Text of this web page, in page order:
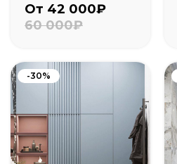
От 42 000₽
60 000₽
-30%